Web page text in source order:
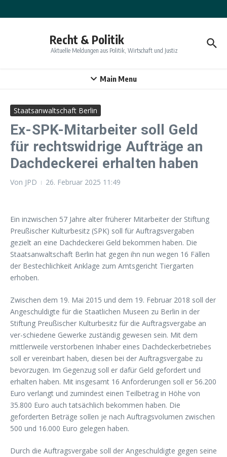
Recht & Politik
Aktuelle Meldungen aus Politik, Wirtschaft und Justiz
Main Menu
Staatsanwaltschaft Berlin
Ex-SPK-Mitarbeiter soll Geld
für rechtswidrige Aufträge an
Dachdeckerei erhalten haben
Von JPD 26. Februar 2025 11:49
Ein inzwischen 57 Jahre alter früherer Mitarbeiter der Stiftung
Preußischer Kulturbesitz (SPK) soll für Auftragsvergaben
gezielt an eine Dachdeckerei Geld bekommen haben. Die
Staatsanwaltschaft Berlin hat gegen ihn nun wegen 16 Fällen
der Bestechlichkeit Anklage zum Amtsgericht Tiergarten
erhoben.
Zwischen dem 19. Mai 2015 und dem 19. Februar 2018 soll der
Angeschuldigte für die Staatlichen Museen zu Berlin in der
Stiftung Preußischer Kulturbesitz für die Auftragsvergabe an
ver-schiedene Gewerke zuständig gewesen sein. Mit dem
mittlerweile verstorbenen Inhaber eines Dachdeckerbetriebes
soll er vereinbart haben, diesen bei der Auftragsvergabe zu
bevorzugen. Im Gegenzug soll er dafür Geld gefordert und
erhalten haben. Mit insgesamt 16 Anforderungen soll er 56.200
Euro verlangt und zumindest einen Teilbetrag in Höhe von
35.800 Euro auch tatsächlich bekommen haben. Die
geforderten Beträge sollen je nach Auftragsvolumen zwischen
500 und 16.000 Euro gelegen haben.
Durch die Auftragsvergabe soll der Angeschuldigte gegen seine